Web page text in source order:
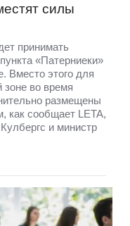
силы
принимать
«Патерниеки»
Вместо этого для
зоне во время
размещены
как сообщает LETA,
и министр